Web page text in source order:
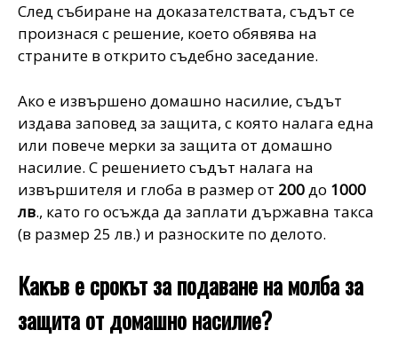
След събиране на доказателствата, съдът се
произнася с решение, което обявява на
страните в открито съдебно заседание.
Ако е извършено домашно насилие, съдът
издава заповед за защита, с която налага една
или повече мерки за защита от домашно
насилие. С решението съдът налага на
извършителя и глоба в размер от 200до 1000
лв., като го осъжда да заплати държавна такса
(в размер 25 лв.) и разноските по делото.
Какъв е срокът за подаване на молба за
защита от домашно насилие?